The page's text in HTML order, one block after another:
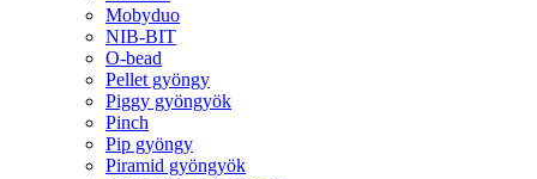
Mobyduo
NIB-BIT
O-bead
Pellet gyöngy
Piggy gyöngyök
Pinch
Pip gyöngy
Piramid gyöngyök